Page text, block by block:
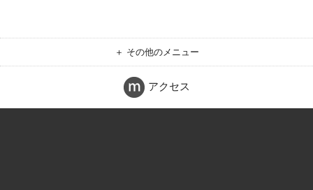
＋ その他のメニュー
アクセス